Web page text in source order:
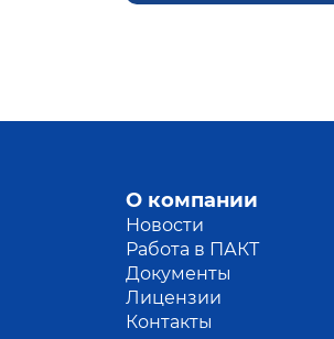
О компании
Новости
Работа в ПАКТ
Документы
Лицензии
Контакты